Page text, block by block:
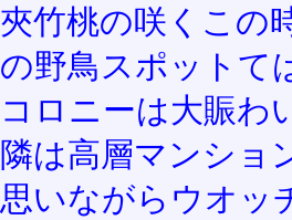
夾竹桃の咲くこの
の野鳥スポットて
コロニーは大賑わ
隣は高層マンショ
思いながらウオッ